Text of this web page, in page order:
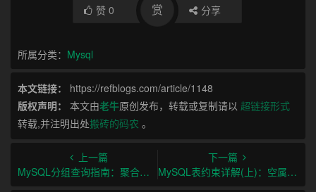
赞 0 赏 分享
所属分类： Mysql
本文链接：
https://refblogs.com/article/1148
版权声明：
本文由老牛原创发布，转载或复制请以 超链接形式
转载,并注明出处搬砖的码农 。
上一篇
MySQL分组查询指南：聚合函数与临时表实战
下一篇
MySQL表约束详解(上)：空属性/默认值/主键等核心机制剖析